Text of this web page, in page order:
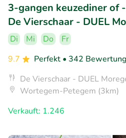
3-gangen keuzediner of
De Vierschaar - DUEL
Di Mi Do
Fr
9.7
Perfekt • 342
De Vierschaar - DUEL
Wortegem-Petegem (3km)
Verkauft: 1.246